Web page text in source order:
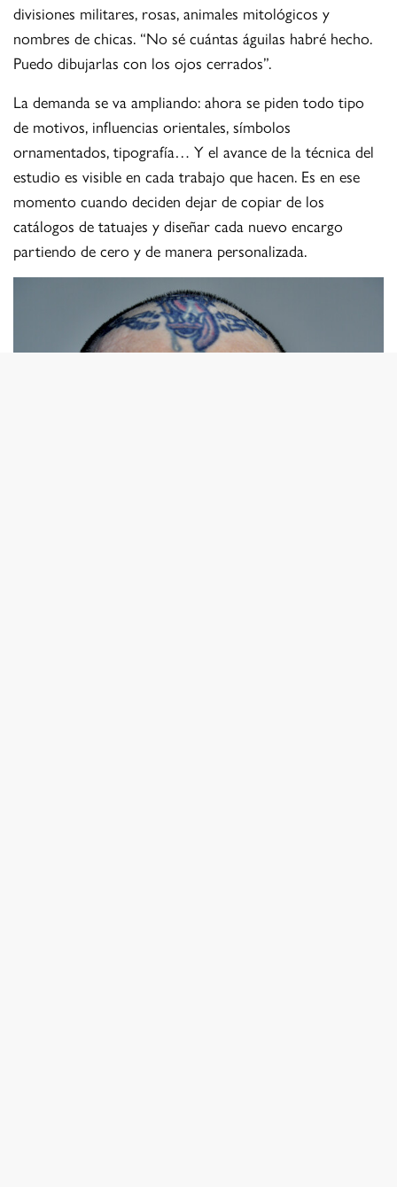
divisiones militares, rosas, animales mitológicos y
nombres de chicas. “No sé cuántas águilas habré hecho.
Puedo dibujarlas con los ojos cerrados”.
La demanda se va ampliando: ahora se piden todo tipo
de motivos, influencias orientales, símbolos
ornamentados, tipografía… Y el avance de la técnica del
estudio es visible en cada trabajo que hacen. Es en ese
momento cuando deciden dejar de copiar de los
catálogos de tatuajes y diseñar cada nuevo encargo
partiendo de cero y de manera personalizada.